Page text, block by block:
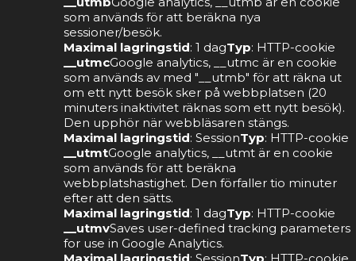
som används för att beräkna nya
sessioner/besök.
Maximal lagringstid: 1 dagTyp: HTTP-cookie
__utmcGoogle analytics, __utmc är en cookie
som används av med "__utmb" för att räkna ut
om ett nytt besök sker på webbplatsen (20
minuters inaktivitet räknas som ett nytt besök).
Den upphör när webbläsaren stängs.
Maximal lagringstid: SessionTyp: HTTP-cookie
__utmtGoogle analytics, __utmt är en cookie
som används för att beräkna
webbplatshastighet. Den förfaller tio minuter
efter att den sätts.
Maximal lagringstid: 1 dagTyp: HTTP-cookie
__utmvSaves user-defined tracking parameters
for use in Google Analytics.